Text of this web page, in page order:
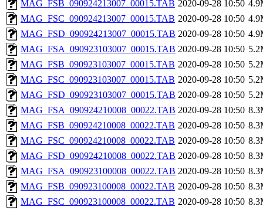
MAG_FSB_090924213007_00015.TAB 2020-09-28 10:50
MAG_FSC_090924213007_00015.TAB 2020-09-28 10:50
MAG_FSD_090924213007_00015.TAB 2020-09-28 10:50
MAG_FSA_090923103007_00015.TAB 2020-09-28 10:50
MAG_FSB_090923103007_00015.TAB 2020-09-28 10:50
MAG_FSC_090923103007_00015.TAB 2020-09-28 10:50
MAG_FSD_090923103007_00015.TAB 2020-09-28 10:50
MAG_FSA_090924210008_00022.TAB 2020-09-28 10:50
MAG_FSB_090924210008_00022.TAB 2020-09-28 10:50
MAG_FSC_090924210008_00022.TAB 2020-09-28 10:50
MAG_FSD_090924210008_00022.TAB 2020-09-28 10:50
MAG_FSA_090923100008_00022.TAB 2020-09-28 10:50
MAG_FSB_090923100008_00022.TAB 2020-09-28 10:50
MAG_FSC_090923100008_00022.TAB 2020-09-28 10:50